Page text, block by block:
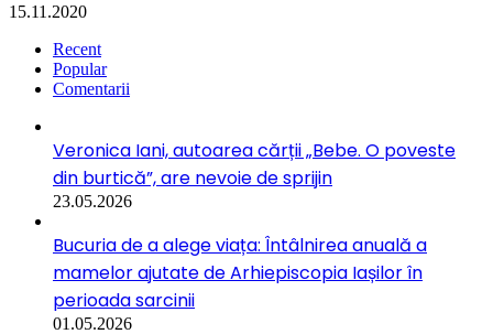
15.11.2020
Recent
Popular
Comentarii
Veronica Iani, autoarea cărții „Bebe. O poveste
din burtică”, are nevoie de sprijin
23.05.2026
Bucuria de a alege viața: Întâlnirea anuală a
mamelor ajutate de Arhiepiscopia Iașilor în
perioada sarcinii
01.05.2026